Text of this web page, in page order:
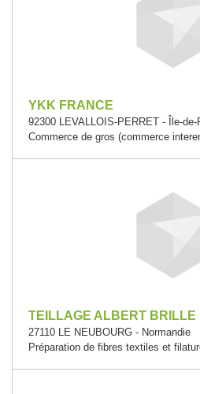
YKK FRANCE
92300 LEVALLOIS-PERRET - Île-de-
Commerce de gros (commerce
TEILLAGE ALBERT BRILLE
27110 LE NEUBOURG - Normandie
Préparation de fibres textiles et